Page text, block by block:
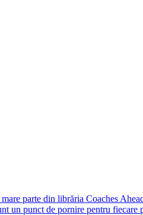
parte din librăria Coaches
un punct de pornire pentru fiecare